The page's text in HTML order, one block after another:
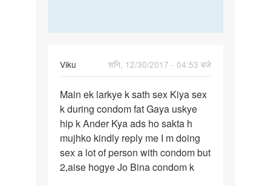
Viku
शनि, 12/30/2017 - 04:53 बजे
Main
ek
larkye
k
sath
sex…
Main ek larkye k sath sex Kiya sex
k during condom fat Gaya uskye
hip k Ander Kya ads ho sakta h
mujhko kindly reply me I m doing
sex a lot of person with condom but
2,aise hogye Jo Bina condom k